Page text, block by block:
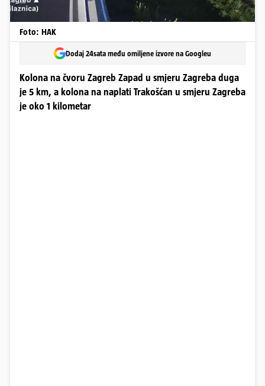
Foto: HAK
Dodaj 24sata među omiljene izvore na Googleu
Kolona na čvoru Zagreb Zapad u smjeru Zagreba duga
je 5 km, a kolona na naplati Trakošćan u smjeru Zagreba
je oko 1 kilometar